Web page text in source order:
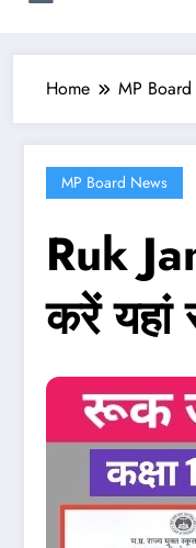
Home MP
MP Board News
Ruk
करें यहां